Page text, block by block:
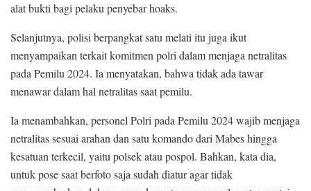
alat bukti bagi pelaku penyebar hoaks.
Selanjutnya, polisi berpangkat satu melati itu juga ikut
menyampaikan terkait komitmen polri dalam menjaga netralitas
pada Pemilu 2024. Ia menyatakan, bahwa tidak ada tawar
menawar dalam hal netralitas saat pemilu.
Ia menambahkan, personel Polri pada Pemilu 2024 wajib menjaga
netralitas sesuai arahan dan satu komando dari Mabes hingga
kesatuan terkecil, yaitu polsek atau pospol. Bahkan, kata dia,
untuk pose saat berfoto saja sudah diatur agar tidak